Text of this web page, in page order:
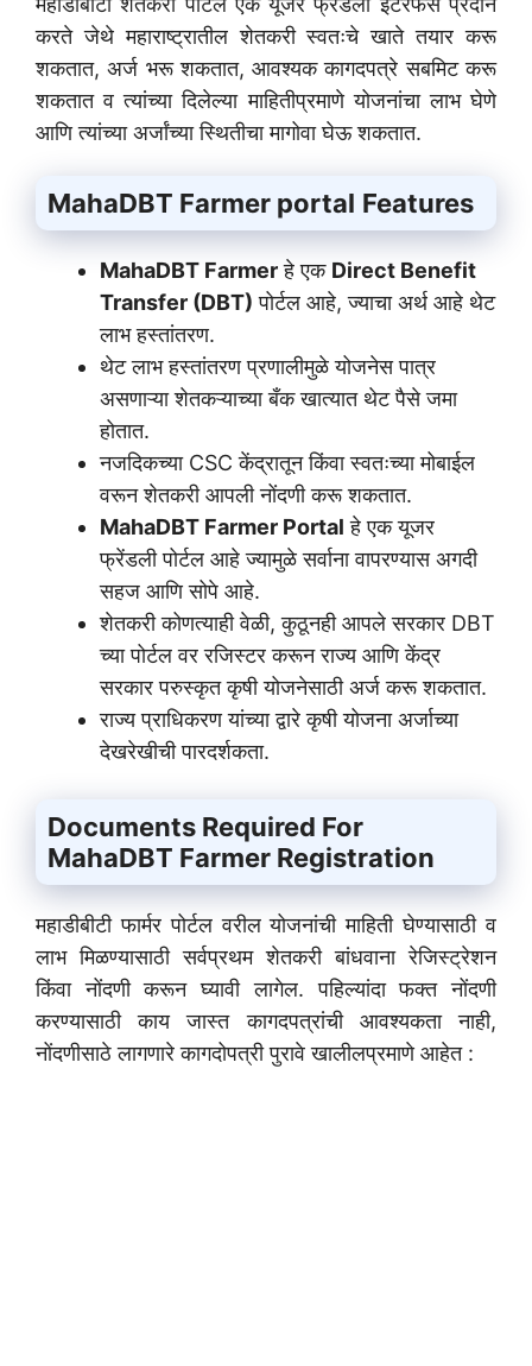
करते जेथे महाराष्ट्रातील शेतकरी स्वतःचे खाते तयार करू
शकतात, अर्ज भरू शकतात, आवश्यक कागदपत्रे सबमिट करू
शकतात व त्यांच्या दिलेल्या माहितीप्रमाणे योजनांचा लाभ घेणे
आणि त्यांच्या अर्जांच्या स्थितीचा मागोवा घेऊ शकतात.
MahaDBT Farmer portal Features
MahaDBT Farmerहे एक Direct Benefit
Transfer (DBT) पोर्टल आहे, ज्याचा अर्थ आहे थेट
लाभ हस्तांतरण.
थेट लाभ हस्तांतरण प्रणालीमुळे योजनेस पात्र
असणाऱ्या शेतकऱ्याच्या बँक खात्यात थेट पैसे जमा
होतात.
नजदिकच्या CSC केंद्रातून किंवा स्वतःच्या मोबाईल
वरून शेतकरी आपली नोंदणी करू शकतात.
MahaDBT Farmer Portal हे एक यूजर
फ्रेंडली पोर्टल आहे ज्यामुळे सर्वाना वापरण्यास अगदी
सहज आणि सोपे आहे.
शेतकरी कोणत्याही वेळी, कुठूनही आपले सरकार DBT
च्या पोर्टल वर रजिस्टर करून राज्य आणि केंद्र
सरकार परुस्कृत कृषी योजनेसाठी अर्ज करू शकतात.
राज्य प्राधिकरण यांच्या द्वारे कृषी योजना अर्जाच्या
देखरेखीची पारदर्शकता.
Documents Required For
MahaDBT Farmer Registration
महाडीबीटी फार्मर पोर्टल वरील योजनांची माहिती घेण्यासाठी व
लाभ मिळण्यासाठी सर्वप्रथम शेतकरी बांधवाना रेजिस्ट्रेशन
किंवा नोंदणी करून घ्यावी लागेल. पहिल्यांदा फक्त नोंदणी
करण्यासाठी काय जास्त कागदपत्रांची आवश्यकता नाही,
नोंदणीसाठे लागणारे कागदोपत्री पुरावे खालीलप्रमाणे आहेत :